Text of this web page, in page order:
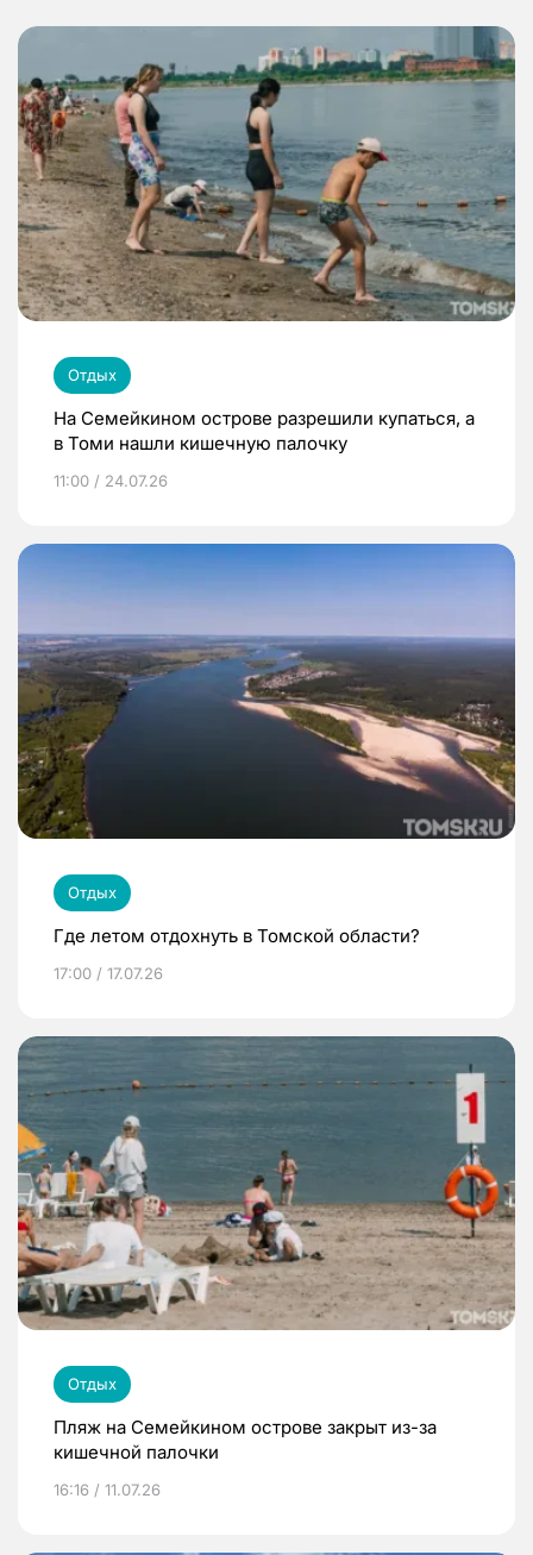
Отдых
На Семейкином острове разрешили купаться, а
в Томи нашли кишечную палочку
11:00 / 24.07.26
Отдых
Где летом отдохнуть в Томской области?
17:00 / 17.07.26
Отдых
Пляж на Семейкином острове закрыт из-за
кишечной палочки
16:16 / 11.07.26